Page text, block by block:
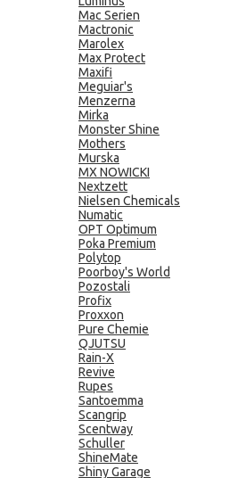
Mac Serien
Mactronic
Marolex
Max Protect
Maxifi
Meguiar's
Menzerna
Mirka
Monster Shine
Mothers
Murska
MX NOWICKI
Nextzett
Nielsen Chemicals
Numatic
OPT Optimum
Poka Premium
Polytop
Poorboy's World
Pozostali
Profix
Proxxon
Pure Chemie
QJUTSU
Rain-X
Revive
Rupes
Santoemma
Scangrip
Scentway
Schuller
ShineMate
Shiny Garage